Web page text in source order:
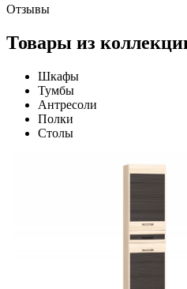
Отзывы
Товары из
Шкафы
Тумбы
Антресоли
Полки
Столы